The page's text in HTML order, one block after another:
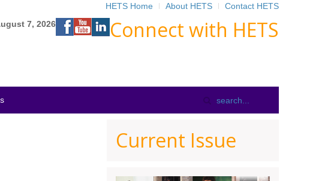
HETS Home About HETS Contact HETS
Connect with HETS
7, 2026
Current Issue